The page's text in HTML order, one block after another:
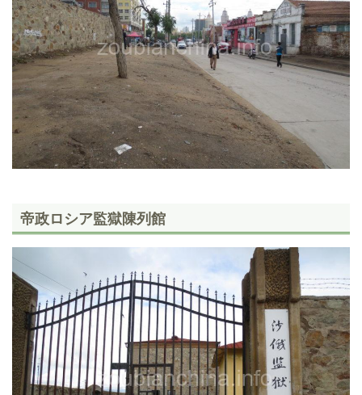
帝政ロシア監獄陳列館